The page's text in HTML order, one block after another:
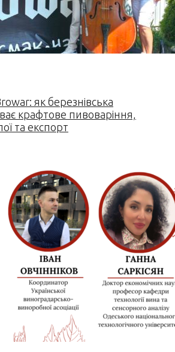
як березнівська
крафтове пивоваріння,
та експорт